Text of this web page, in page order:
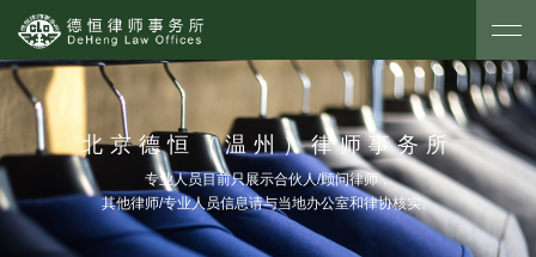
北京德恒（温州）律师事务所
专业人员目前只展示合伙人/顾问律师，
其他律师/专业人员信息请与当地办公室和律协核实。